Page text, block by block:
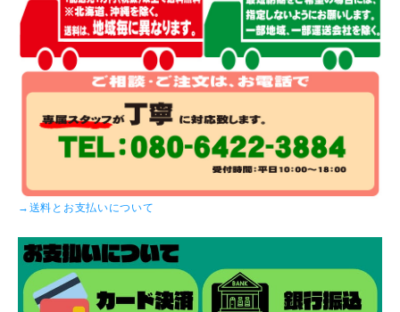
→送料とお支払いについて